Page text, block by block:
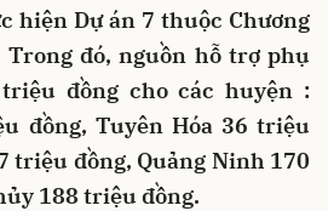
hiện Dự án 7 thuộc Chương
đó, nguồn hỗ trợ phụ
đồng cho các huyện :
đồng, Tuyên Hóa 36 triệu
triệu đồng, Quảng Ninh 170
188 triệu đồng.